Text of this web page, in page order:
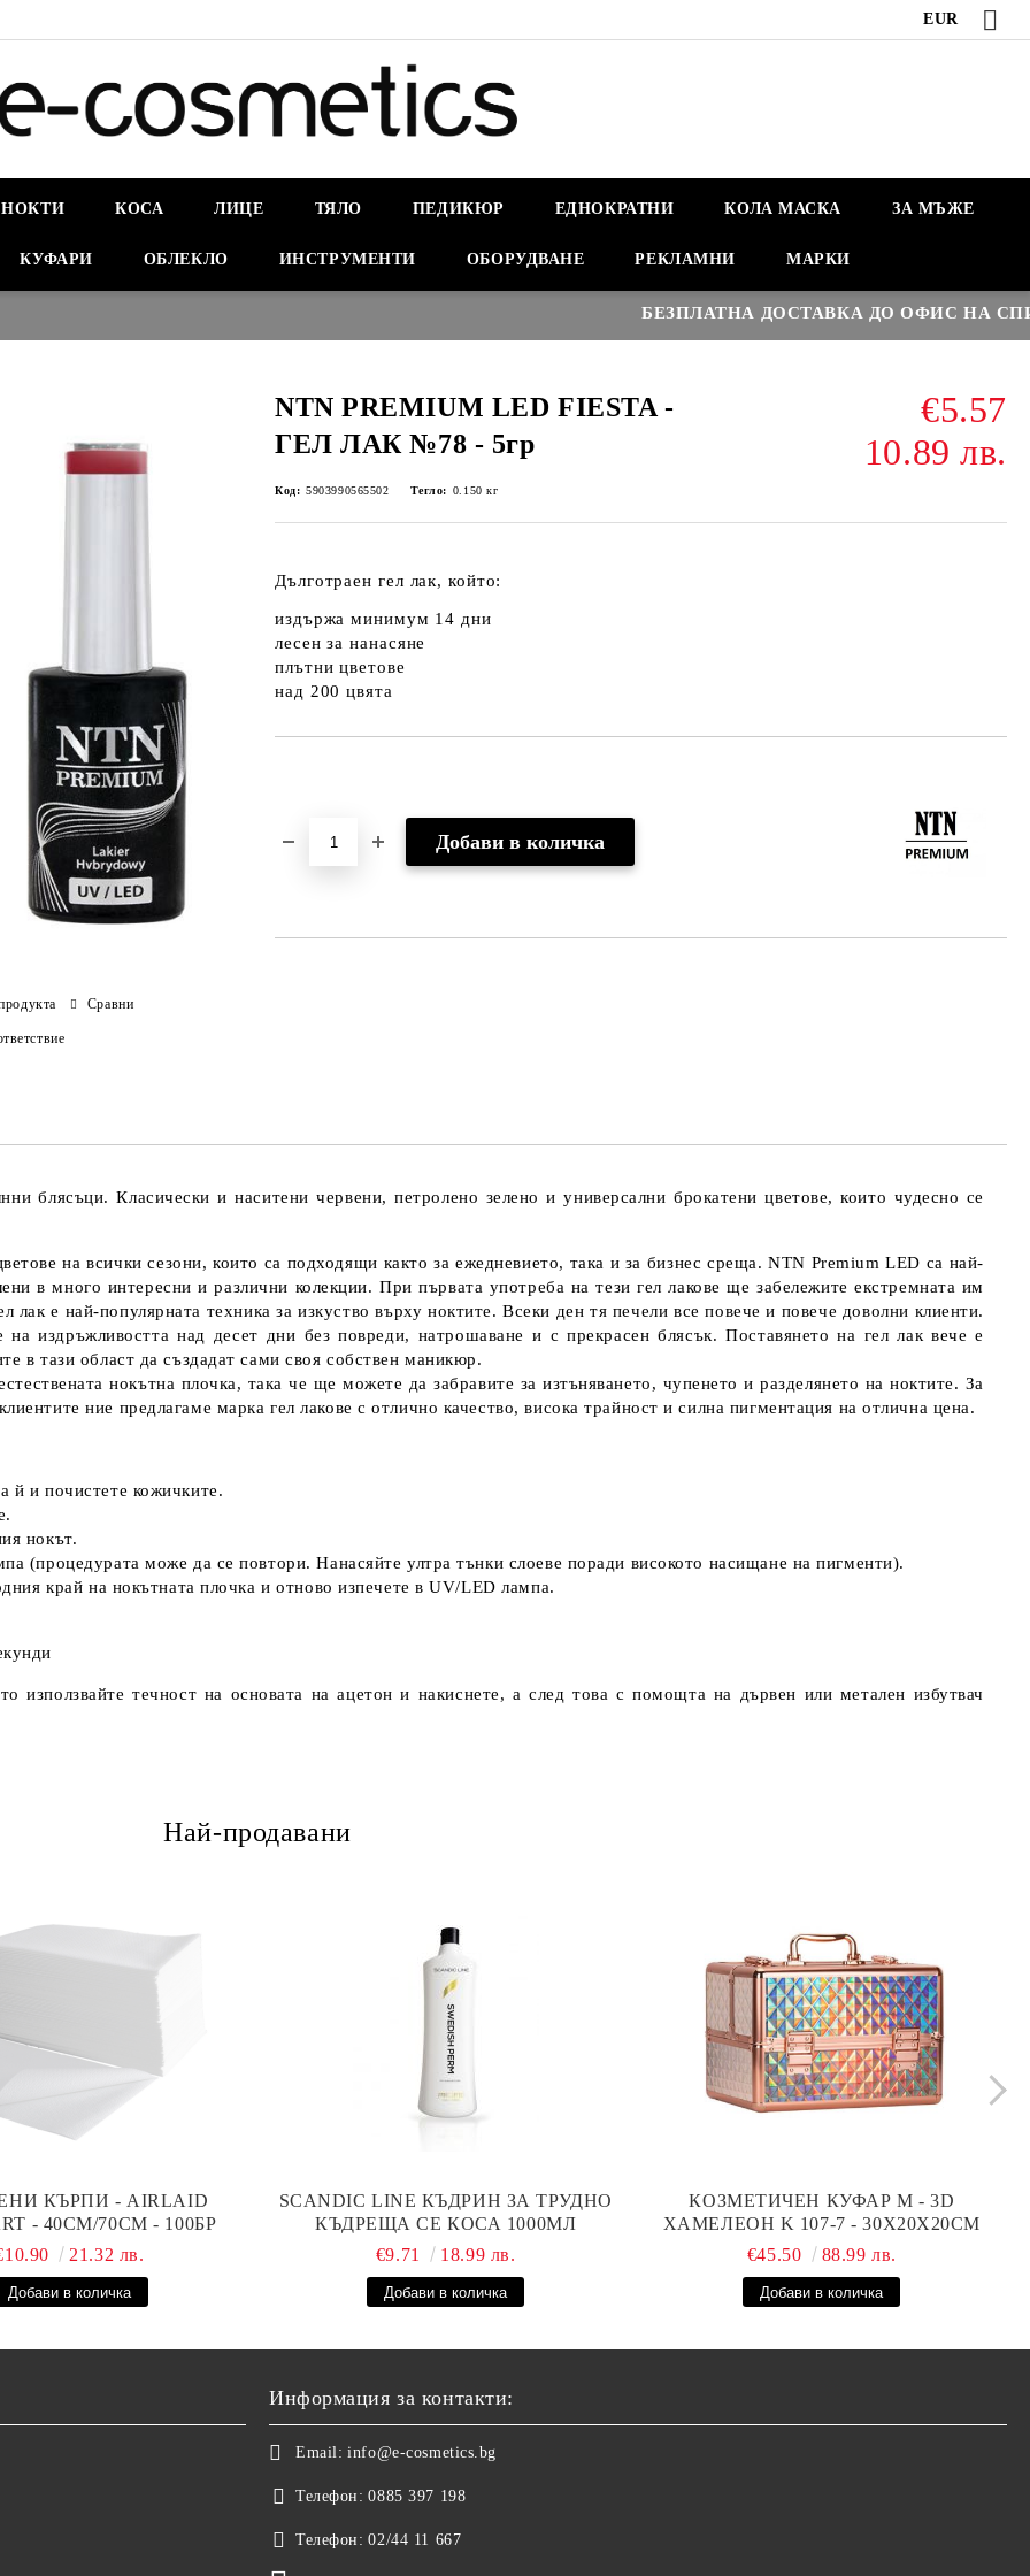
EUR
НОКТИ КОСА ЛИЦЕ ТЯЛО ПЕДИКЮР ЕДНОКРАТНИ КОЛА МАСКА ЗА МЪЖЕ
КУФАРИ ОБЛЕКЛО ИНСТРУМЕНТИ ОБОРУДВАНЕ РЕКЛАМНИ МАРКИ
БЕЗПЛАТНА ДОСТАВКА ДО ОФИС НА СПИДИ
NTN PREMIUM LED FIESTA -
ГЕЛ ЛАК №78 - 5гр
€5.57
10.89 лв.
Код: 5903990565502 Тегло: 0.150 кг
Дълготраен гел лак, който:
издържа минимум 14 дни
лесен за нанасяне
плътни цветове
над 200 цвята
Сравни
блясъци. Класически и наситени червени, петролено зелено и универсални брокатени цветове, които чудесно се
на всички сезони, които са подходящи както за ежедневието, така и за бизнес среща. NTN Premium LED са най-
в много интересни и различни колекции. При първата употреба на тези гел лакове ще забележите екстремната им
е най-популярната техника за изкуство върху ноктите. Всеки ден тя печели все повече и повече доволни клиенти.
на издръжливостта над десет дни без повреди, натрошаване и с прекрасен блясък. Поставянето на гел лак вече е
в тази област да създадат сами своя собствен маникюр.
нокътна плочка, така че ще можете да забравите за изтъняването, чупенето и разделянето на ноктите. За
ние предлагаме марка гел лакове с отлично качество, висока трайност и силна пигментация на отлична цена.
й и почистете кожичките.
нокът.
(процедурата може да се повтори. Нанасяйте ултра тънки слоеве поради високото насищане на пигменти).
край на нокътната плочка и отново изпечете в UV/LED лампа.
използвайте течност на основата на ацетон и накиснете, а след това с помощта на дървен или метален избутвач
Най-продавани
КЪРПИ - AIRLAID
- 40СМ/70СМ - 100БР
21.32 лв.
SCANDIC LINE КЪДРИН ЗА ТРУДНО
КЪДРЕЩА СЕ КОСА 1000МЛ
€9.71
18.99 лв.
КОЗМЕТИЧЕН КУФАР М - 3D
ХАМЕЛЕОН K 107-7 - 30X20X20СМ
€45.50
88.99 лв.
Информация за контакти:
Email: info@e-cosmetics.bg
Телефон: 0885 397 198
Телефон: 02/44 11 667